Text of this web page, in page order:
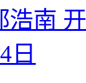
浩南
日